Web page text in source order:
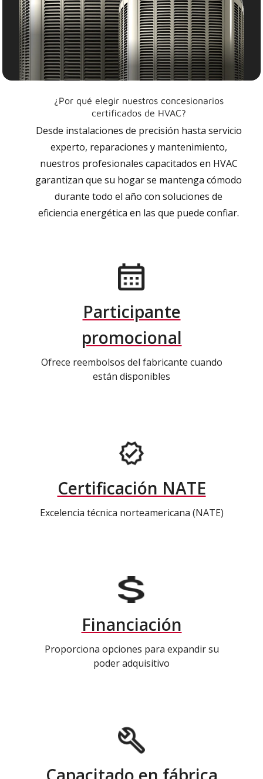
¿Por qué elegir nuestros concesionarios
certificados de HVAC?
Desde instalaciones de precisión hasta servicio
experto, reparaciones y mantenimiento,
nuestros profesionales capacitados en HVAC
garantizan que su hogar se mantenga cómodo
durante todo el año con soluciones de
eficiencia energética en las que puede confiar.
Participante
promocional
Ofrece reembolsos del fabricante cuando
están disponibles
Certificación NATE
Excelencia técnica norteamericana (NATE)
Financiación
Proporciona opciones para expandir su
poder adquisitivo